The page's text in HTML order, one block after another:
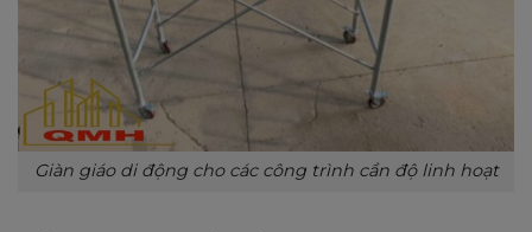
Giàn giáo di động cho các công trình cần độ linh hoạt